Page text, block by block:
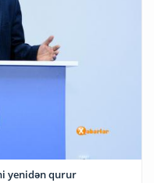
yenidən qurur